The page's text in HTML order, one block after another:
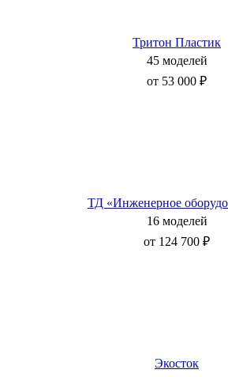
Тритон Пластик
45 моделей
от 53 000 ₽
ТД «Инженерное
16 моделей
от 124 700 ₽
Экосток